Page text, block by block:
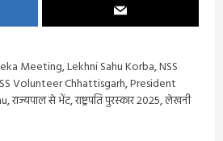
Meeting,Lekhni Sahu Korba,NSS
Volunteer Chhattisgarh,President
,राज्यपाल से भेंट,राष्ट्रपति पुरस्कार 2025,लेखनी